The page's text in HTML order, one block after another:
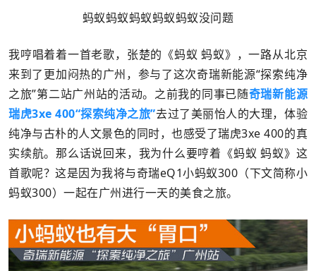
蚂蚁蚂蚁蚂蚁蚂蚁蚂蚁没问题
我哼唱着着一首老歌，张楚的《蚂蚁 蚂蚁》，一路从北京
来到了更加闷热的广州，参与了这次奇瑞新能源“探索纯净
之旅”第二站广州站的活动。之前我的同事已随奇瑞新能源
瑞虎3xe 400“探索纯净之旅”去过了美丽怡人的大理，体验
纯净与古朴的人文景色的同时，也感受了瑞虎3xe 400的真
实续航。那么话说回来，我为什么要哼着《蚂蚁 蚂蚁》这
首歌呢？这是因为我将与奇瑞eQ1小蚂蚁300（下文简称小
蚂蚁300）一起在广州进行一天的美食之旅。